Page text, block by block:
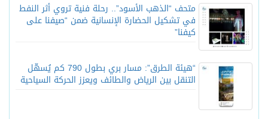
متحف “الذهب الأسود”.. رحلة فنية تروي أثر النفط
في تشكيل الحضارة الإنسانية ضمن “صيفنا على
كيفنا”
“هيئة الطرق”: مسار بري بطول 790 كم يُسهّل
التنقل بين الرياض والطائف ويعزز الحركة السياحية